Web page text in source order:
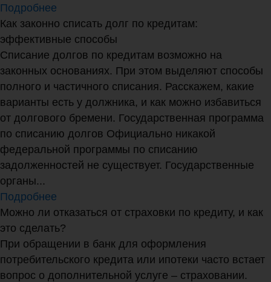
Подробнее
Как законно списать долг по кредитам:
эффективные способы
Списание долгов по кредитам возможно на
законных основаниях. При этом выделяют способы
полного и частичного списания. Расскажем, какие
варианты есть у должника, и как можно избавиться
от долгового бремени. Государственная программа
по списанию долгов Официально никакой
федеральной программы по списанию
задолженностей не существует. Государственные
органы...
Подробнее
Можно ли отказаться от страховки по кредиту, и как
это сделать?
При обращении в банк для оформления
потребительского кредита или ипотеки часто встает
вопрос о дополнительной услуге – страховании.